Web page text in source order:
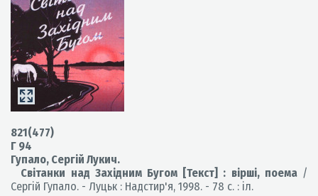
821(477)
Г 94
Гупало, Сергій Лукич.
Світанки над Західним Бугом [Текст] : вірші, поема /
Сергій Гупало. - Луцьк : Надстир'я, 1998. - 78 с. : іл.